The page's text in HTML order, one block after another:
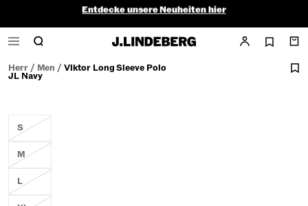
Herr/ Men /Viktor Long Sleeve Polo
JL Navy
S
M
L